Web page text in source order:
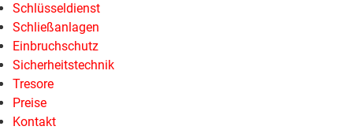
Schlüsseldienst
Schließanlagen
Einbruchschutz
Sicherheitstechnik
Tresore
Preise
Kontakt